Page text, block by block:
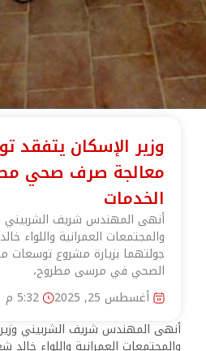
وزير الإسكان
معالجة صرف صحي
الخدمات
أنهى المهندس شريف الشربيني
والمجتمعات العمرانية
جولتهما بزيارة مشروع توسعات
الصحي في مرسى مطروح،
أغسطس 25, 2025
5:32 م
أنهى المهندس شريف الشربيني
والمجتمعات العمرانية واللواء